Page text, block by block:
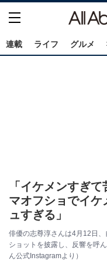
連載 ライフ グルメ
「イケメンすぎ
マオフショでイ
ュすぎる」
俳優の志尊淳さんは4月12日
ショットを披露し、反響を呼
ん公式Instagramより）